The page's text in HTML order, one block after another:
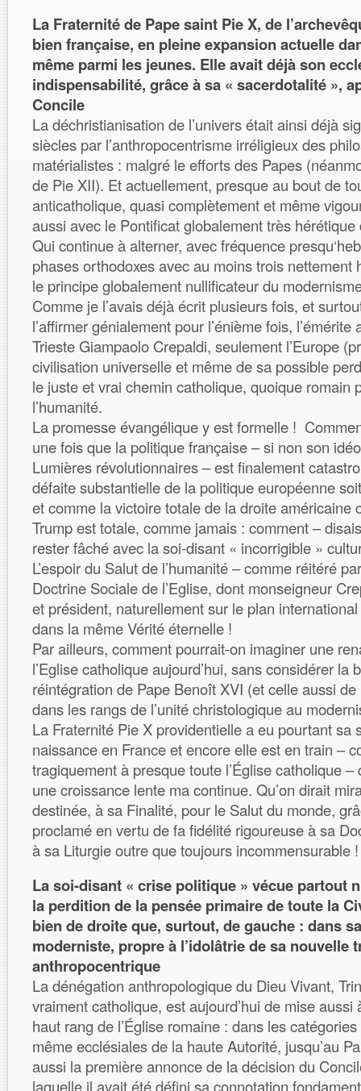
La Fraternité de Pape saint Pie X, de
bien française, en pleine expansion actuelle
même parmi les jeunes. Elle avait déjà son
indispensabilité, grâce à sa « sacerdotalité »,
Concile
La déchristianisation de l’univers était ainsi déjà
siècles par l’anthropocentrisme irréligieux des
matérialistes : malgré le efforts des Papes
de Pie XII). Et actuellement, presque au bout de
anticatholique, quasi complètement et même
aussi avec le Pontificat globalement très hérétique
Qui continue à alterner, avec fréquence
phases orthodoxes avec au moins trois nettement
le principe globalement nullificateur du
Comme je l’avais déjà écrit plusieurs fois, et
l’affirmer génialement pour l’énième fois, l’émérite
Trieste Giampaolo Crepaldi, seulement l’Europe
civilisation universelle et même de sa possible
le juste et vrai chemin catholique, quoique romain
l’humanité.
La promesse évangélique y est formelle !
une fois que la politique française – si non son
Lumières révolutionnaires – est finalement
défaite substantielle de la politique européenne
et comme la victoire totale de la droite américaine
Trump est totale, comme jamais : comment –
rester fâché avec la soi-disant « incorrigible »
L’espoir du Salut de l’humanité – comme réitéré
Doctrine Sociale de l’Eglise, dont monseigneur
et président, naturellement sur le plan
dans la même Vérité éternelle !
Par ailleurs, comment pourrait-on imaginer une
l’Eglise catholique aujourd’hui, sans considérer la
réintégration de Pape Benoît XVI (et celle aussi
dans les rangs de l’unité christologique au
La Fraternité Pie X providentielle a eu pourtant sa
naissance en France et encore elle est en train –
tragiquement à presque toute l’Église catholique –
une croissance lente ma continue. Qu’on dirait
destinée, à sa Finalité, pour le Salut du monde,
proclamé en vertu de fa fidélité rigoureuse à sa
à sa Liturgie outre que toujours incommensurable !
La soi-disant « crise politique » vécue partout
la perdition de la pensée primaire de toute la
bien de droite que, surtout, de gauche : dans
moderniste, propre à l’idolâtrie de sa nouvelle
anthropocentrique
La dénégation anthropologique du Dieu Vivant,
vraiment catholique, est aujourd’hui de mise aussi
haut rang de l’Église romaine : dans les
même ecclésiales de la haute Autorité, jusqu’au
aussi la première annonce de la décision du
laquelle il avait été défini sa connotation